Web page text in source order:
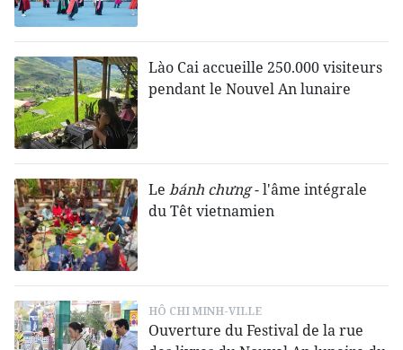
Lào Cai accueille 250.000 visiteurs
pendant le Nouvel An lunaire
Lebánh chưng- l'âme intégrale
du Têt vietnamien
HÔ CHI MINH-VILLE
Ouverture du Festival de la rue